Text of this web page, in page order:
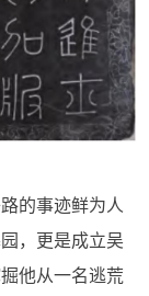
的事迹鲜为人
，更是成立吴
他从一名逃荒